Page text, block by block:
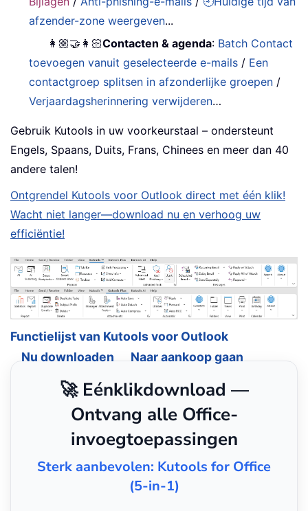
afzender-zone weergeven...
👩🏼‍🤝‍👩🏻Contacten & agenda: Batch Contact
toevoegen vanuit geselecteerde e-mails / Een
contactgroep splitsen in afzonderlijke groepen /
Verjaardagsherinnering verwijderen…
Gebruik Kutools in uw voorkeurstaal – ondersteunt
Engels, Spaans, Duits, Frans, Chinees en meer dan 40
andere talen!
Ontgrendel Kutools voor Outlook direct met één klik!
Wacht niet langer—download nu en verhoog uw
efficiëntie!
Functielijst van Kutools voor Outlook
Nu downloaden
Naar aankoop gaan
🚀 Eénklikdownload —
Ontvang alle Office-
invoegtoepassingen
Sterk aanbevolen: Kutools for Office
(5-in-1)